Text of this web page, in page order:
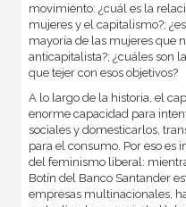
movimiento: ¿cuál es la
mujeres y el capitalismo?;
mayoría de las mujeres que
anticapitalista?; ¿cuáles son
que tejer con esos objetivos?
A lo largo de la historia, el
enorme capacidad para
sociales y domesticarlos,
para el consumo. Por eso es
del feminismo liberal:
Botín del Banco Santander
empresas multinacionales,